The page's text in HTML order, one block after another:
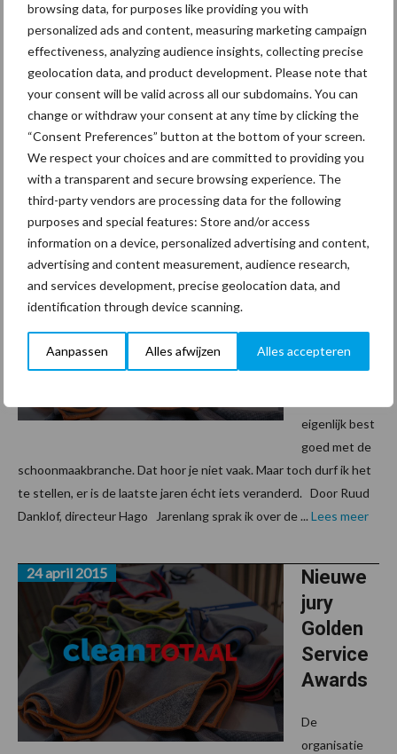
browsing data, for purposes like providing you with
personalized ads and content, measuring marketing campaign
effectiveness, analyzing audience insights, collecting precise
geolocation data, and product development. Please note that
your consent will be valid across all our subdomains. You can
change or withdraw your consent at any time by clicking the
“Consent Preferences” button at the bottom of your screen.
We respect your choices and are committed to providing you
with a transparent and secure browsing experience. The
third-party vendors are processing data for the following
purposes and special features: Store and/or access
information on a device, personalized advertising and content,
advertising and content measurement, audience research,
and services development, precise geolocation data, and
identification through device scanning.
Aanpassen Alles afwijzen Alles accepteren
Loo en
Gom
ZorgSup
port
‘s Heeren Loo (Ermelo) en Gom ZorgSupport hebben met de
samenwerking verlengd. Een belangrijk onderdeel van het
nieuwe contract is de inzet van mensen met afstand ...Lees meer
Ruud
Danklof:
nieuwe
groot…
28 april 2015
eigenlijk best
goed met de
schoonmaakbranche. Dat hoor je niet vaak. Maar toch durf ik het
te stellen, er is de laatste jaren écht iets veranderd. Door Ruud
Danklof, directeur Hago Jarenlang sprak ik over de ...Lees meer
Nieuwe
jury
Golden
Service
Awards
24 april 2015
De
organisatie